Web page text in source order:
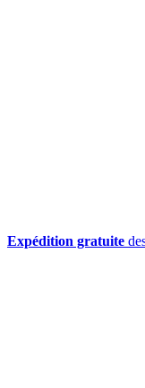
Expédition gratuite